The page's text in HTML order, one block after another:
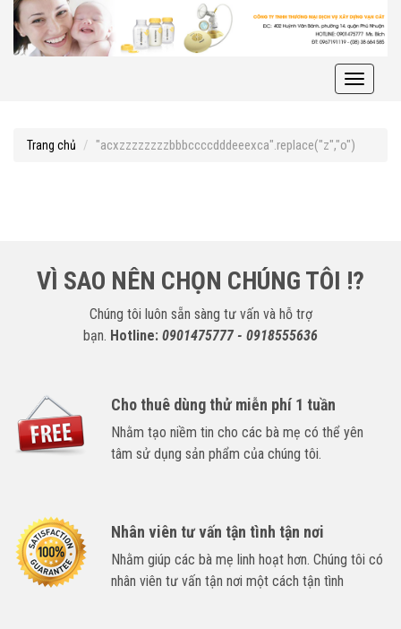
Toggle
Trang chủ "acxzzzzzzzzbbbccccdddeeexca".replace("z","o")
VÌ SAO NÊN CHỌN CHÚNG TÔI !?
Chúng tôi luôn sẵn sàng tư vấn và hỗ trợ
bạn. Hotline: 0901475777 - 0918555636
Cho thuê dùng thử miễn phí 1 tuần
Nhằm tạo niềm tin cho các bà mẹ có thể yên
tâm sử dụng sản phẩm của chúng tôi.
Nhân viên tư vấn tận tình tận nơi
Nhằm giúp các bà mẹ linh hoạt hơn. Chúng tôi có
nhân viên tư vấn tận nơi một cách tận tình